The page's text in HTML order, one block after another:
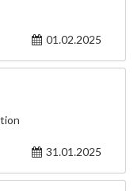
01.02.2025
31.01.2025